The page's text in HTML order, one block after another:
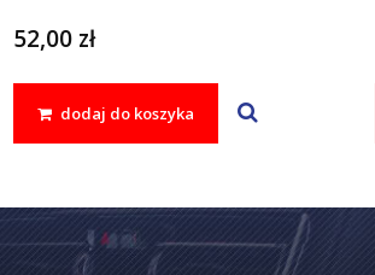
Skoda OCTAVIA I 1996-2010,
Volkswagen NEW BEETLE, BORA 1998-
52,00 zł
dodaj do koszyka